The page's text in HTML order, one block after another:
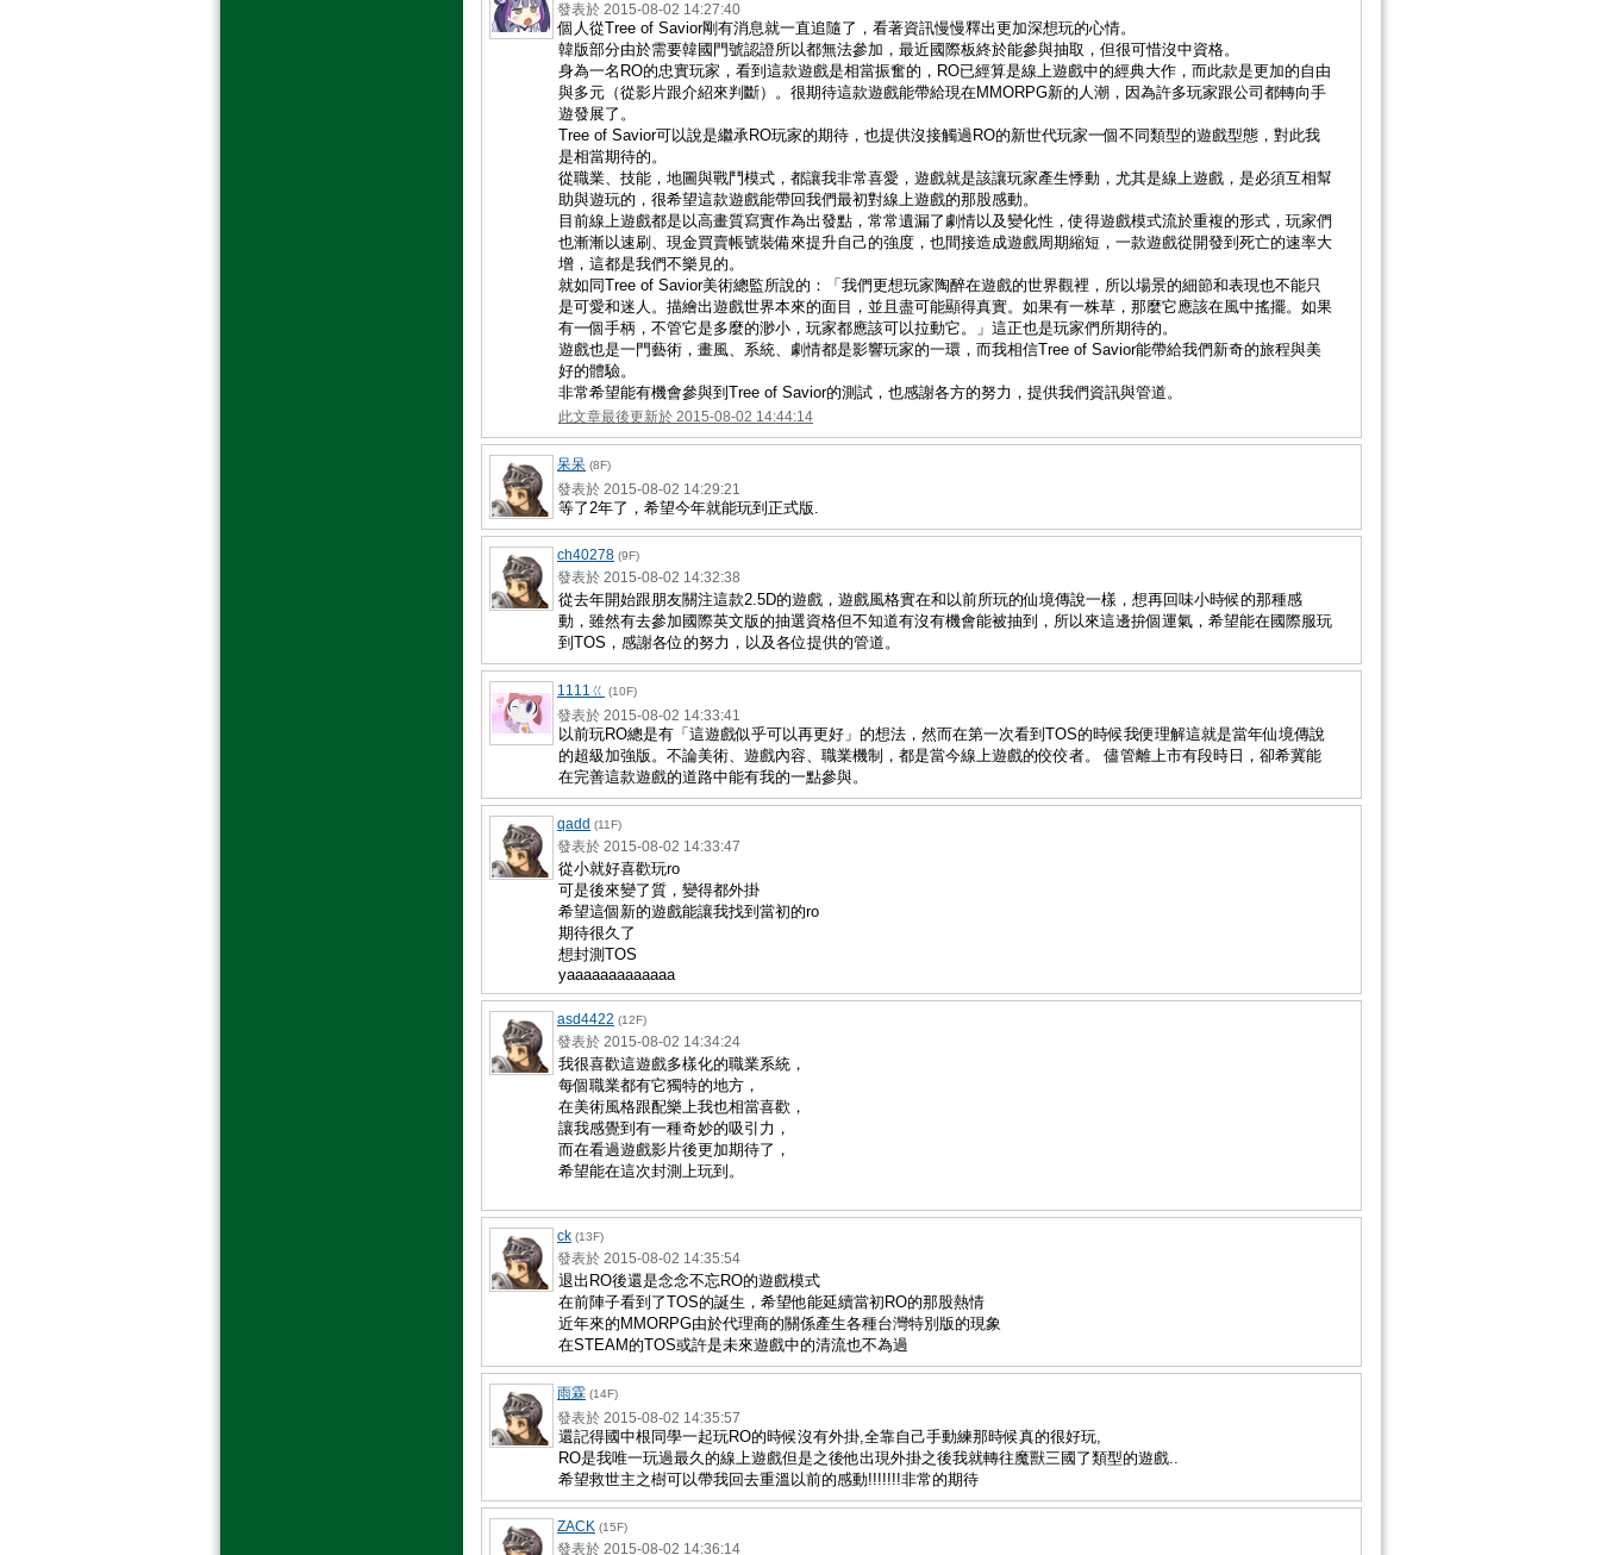
發表於 2015-08-02 14:27:40
個人從Tree of Savior剛有消息就一直追隨了，看著資訊慢慢釋出更加深想玩的心情。
韓版部分由於需要韓國門號認證所以都無法參加，最近國際板終於能參與抽取，但很可惜沒中資格。
身為一名RO的忠實玩家，看到這款遊戲是相當振奮的，RO已經算是線上遊戲中的經典大作，而此款是更加的自由
與多元（從影片跟介紹來判斷）。很期待這款遊戲能帶給現在MMORPG新的人潮，因為許多玩家跟公司都轉向手
遊發展了。
Tree of Savior可以說是繼承RO玩家的期待，也提供沒接觸過RO的新世代玩家一個不同類型的遊戲型態，對此我
是相當期待的。
從職業、技能，地圖與戰鬥模式，都讓我非常喜愛，遊戲就是該讓玩家產生悸動，尤其是線上遊戲，是必須互相幫
助與遊玩的，很希望這款遊戲能帶回我們最初對線上遊戲的那股感動。
目前線上遊戲都是以高畫質寫實作為出發點，常常遺漏了劇情以及變化性，使得遊戲模式流於重複的形式，玩家們
也漸漸以速刷、現金買賣帳號裝備來提升自己的強度，也間接造成遊戲周期縮短，一款遊戲從開發到死亡的速率大
增，這都是我們不樂見的。
就如同Tree of Savior美術總監所說的：「我們更想玩家陶醉在遊戲的世界觀裡，所以場景的細節和表現也不能只
是可愛和迷人。描繪出遊戲世界本來的面目，並且盡可能顯得真實。如果有一株草，那麼它應該在風中搖擺。如果
有一個手柄，不管它是多麼的渺小，玩家都應該可以拉動它。」這正也是玩家們所期待的。
遊戲也是一門藝術，畫風、系統、劇情都是影響玩家的一環，而我相信Tree of Savior能帶給我們新奇的旅程與美
好的體驗。
非常希望能有機會參與到 Tree of Savior的測試，也感謝各方的努力，提供我們資訊與管道。
此文章最後更新於 2015-08-02 14:44:14
呆呆 (8F)
發表於 2015-08-02 14:29:21
等了2年了，希望今年就能玩到正式版.
ch40278 (9F)
發表於 2015-08-02 14:32:38
從去年開始跟朋友關注這款2.5D的遊戲，遊戲風格實在和以前所玩的仙境傳說一樣，想再回味小時候的那種感
動，雖然有去參加國際英文版的抽選資格但不知道有沒有機會能被抽到，所以來這邊拚個運氣，希望能在國際服玩
到TOS，感謝各位的努力，以及各位提供的管道。
1111ㄍ (10F)
發表於 2015-08-02 14:33:41
以前玩RO總是有「這遊戲似乎可以再更好」的想法，然而在第一次看到TOS的時候我便理解這就是當年仙境傳說
的超級加強版。不論美術、遊戲內容、職業機制，都是當今線上遊戲的佼佼者。 儘管離上市有段時日，卻希冀能
在完善這款遊戲的道路中能有我的一點參與。
qadd (11F)
發表於 2015-08-02 14:33:47
從小就好喜歡玩ro
可是後來變了質，變得都外掛
希望這個新的遊戲能讓我找到當初的ro
期待很久了
想封測TOS
yaaaaaaaaaaaaa
asd4422 (12F)
發表於 2015-08-02 14:34:24
我很喜歡這遊戲多樣化的職業系統，
每個職業都有它獨特的地方 ，
在美術風格跟配樂上我也相當喜歡 ，
讓我感覺到有一種奇妙的吸引力 ，
而在看過遊戲影片後更加期待了 ，
希望能在這次封測上玩到。
ck (13F)
發表於 2015-08-02 14:35:54
退出RO後還是念念不忘RO的遊戲模式
在前陣子看到了TOS的誕生，希望他能延續當初RO的那股熱情
近年來的MMORPG由於代理商的關係產生各種台灣特別版的現象
在STEAM的TOS或許是未來遊戲中的清流也不為過
雨霖 (14F)
發表於 2015-08-02 14:35:57
還記得國中根同學一起玩RO的時候沒有外掛,全靠自己手動練那時候真的很好玩,
RO是我唯一玩過最久的線上遊戲但是之後他出現外掛之後我就轉往魔獸三國了類型的遊戲..
希望救世主之樹可以帶我回去重溫以前的感動!!!!!!!非常的期待
ZACK (15F)
發表於 2015-08-02 14:36:14